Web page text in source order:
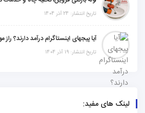
تاریخ انتشار: 24 آذر 1404
تاریخ انتشار: 19 آذر 1404
لینک های مفید: